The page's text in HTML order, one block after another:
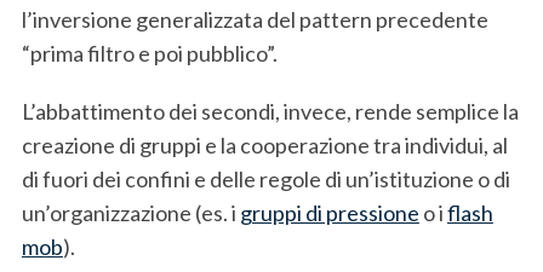
l’inversione generalizzata del pattern precedente
“prima filtro e poi pubblico”.
L’abbattimento dei secondi, invece, rende semplice la
creazione di gruppi e la cooperazione tra individui, al
di fuori dei confini e delle regole di un’istituzione o di
un’organizzazione (es. i gruppi di pressione o iflash
mob).